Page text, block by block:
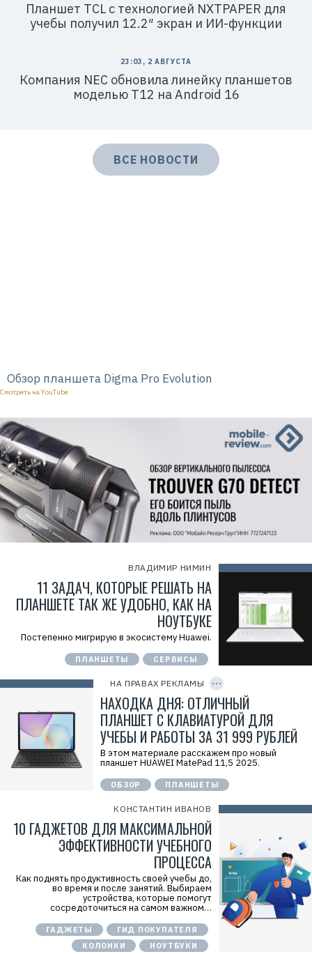
ВЛАДИМИР НИМИН
11 ЗАДАЧ, КОТОРЫЕ РЕШАТЬ НА
ПЛАНШЕТЕ ТАК ЖЕ УДОБНО, КАК НА
НОУТБУКЕ
Постепенно мигрирую в экосистему Huawei.
ПЛАНШЕТЫ СЕРВИСЫ
НА ПРАВАХ РЕКЛАМЫ
=
V
f
n
x
w
4
T
h
m
Р
е
а
л
:
О
О
О
«
Т
х
к
о
м
а
н
а
э
й
»
И
Н
Y
I
D
НАХОДКА ДНЯ: ОТЛИЧНЫЙ
ПЛАНШЕТ С КЛАВИАТУРОЙ ДЛЯ
УЧЕБЫ И РАБОТЫ ЗА 31 999 РУБЛЕЙ
В этом материале расскажем про новый
планшет HUAWEI MatePad 11,5 2025.
ОБЗОР ПЛАНШЕТЫ
КОНСТАНТИН ИВАНОВ
10 ГАДЖЕТОВ ДЛЯ МАКСИМАЛЬНОЙ
ЭФФЕКТИВНОСТИ УЧЕБНОГО
ПРОЦЕССА
Как поднять продуктивность своей учебы до,
во время и после занятий. Выбираем
устройства, которые помогут
сосредоточиться на самом важном…
ГАДЖЕТЫ
ГИД ПОКУПАТЕЛЯ
КОЛОНКИ
НОУТБУКИ
Планшет TCL с технологией NXTPAPER для
учебы получил 12.2″ экран и ИИ-функции
23:03, 2 АВГУСТА
Компания NEC обновила линейку планшетов
моделью T12 на Android 16
ВСЕ НОВОСТИ
Обзор планшета Digma Pro Evolution
Смотреть на YouTube